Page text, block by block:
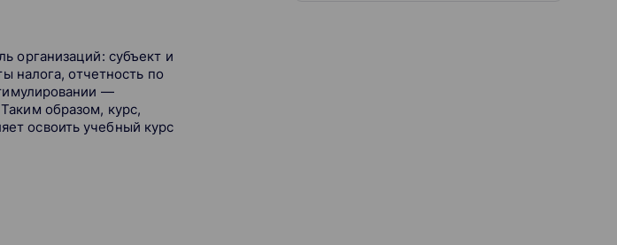
организаций: субъект и
налога, отчетность по
—
образом, курс,
освоить учебный курс